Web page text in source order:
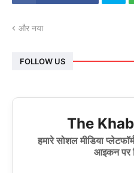
और नया
FOLLOW US
The
हमारे सोशल मीडिया
आइकन पर